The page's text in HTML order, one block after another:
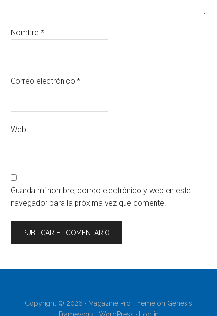
Nombre*
Correo electrónico*
Web
Guarda mi nombre, correo electrónico y web en este
navegador para la próxima vez que comente.
Copyright © 2026 · Magazine Pro Theme on Genesis
Framework· WordPress · Log in